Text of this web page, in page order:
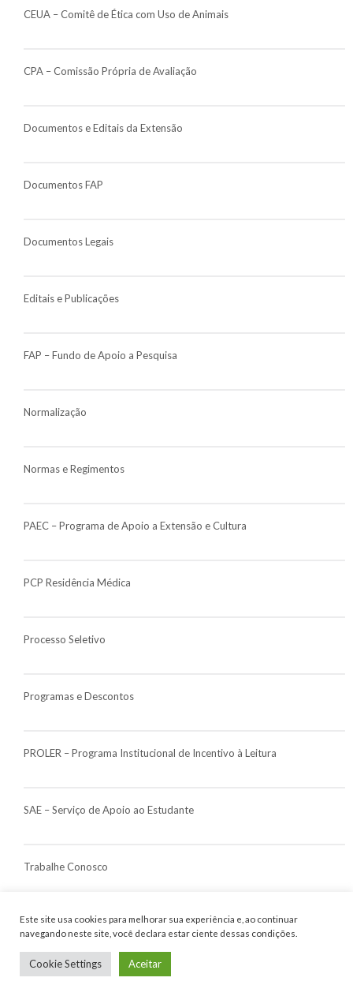
Este site usa cookies para melhorar sua experiência e, ao continuar
navegando neste site, você declara estar ciente dessas condições.
Cookie Settings Aceitar
CEUA – Comitê de Ética com Uso de Animais
CPA – Comissão Própria de Avaliação
Documentos e Editais da Extensão
Documentos FAP
Documentos Legais
Editais e Publicações
FAP – Fundo de Apoio a Pesquisa
Normalização
Normas e Regimentos
PAEC – Programa de Apoio a Extensão e Cultura
PCP Residência Médica
Processo Seletivo
Programas e Descontos
PROLER – Programa Institucional de Incentivo à Leitura
SAE – Serviço de Apoio ao Estudante
Trabalhe Conosco
UAMI – Programa Universidade Aberta da Maior Idade